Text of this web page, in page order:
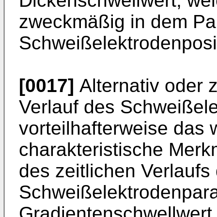
zweckmäßig in dem
[0017] Alternativ oder
Verlauf des
vorteilhafterweise das
charakteristische
des zeitlichen Verlaufs